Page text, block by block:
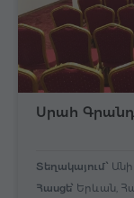
Սրահ Գրանդ
Տեղակայում՝
Հասցե՝ Երևան,